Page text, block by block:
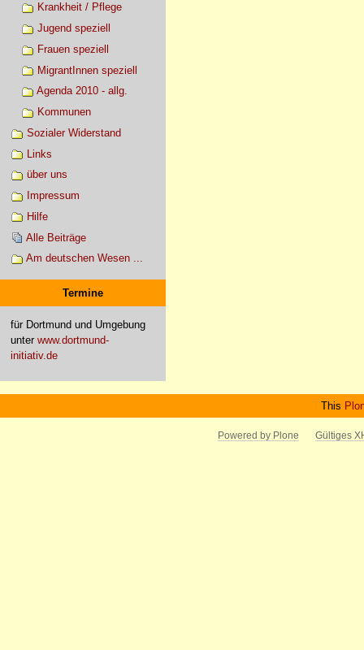
Krankheit / Pflege
Jugend speziell
Frauen speziell
MigrantInnen speziell
Agenda 2010 - allg.
Kommunen
Sozialer Widerstand
Links
über uns
Impressum
Hilfe
Alle Beiträge
Am deutschen Wesen ...
Termine
für Dortmund und Umgebung
unter www.dortmund-
initiativ.de
This
Powered by Plone Gültiges